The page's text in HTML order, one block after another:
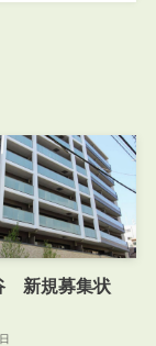
新規募集状